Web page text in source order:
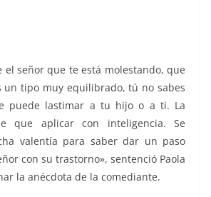
el señor que te está molestando, que
un tipo muy equilibrado, tú no sabes
puede lastimar a tu hijo o a ti. La
que aplicar con inteligencia. Se
valentía para saber dar un paso
con su trastorno», sentenció Paola
la anécdota de la comediante.